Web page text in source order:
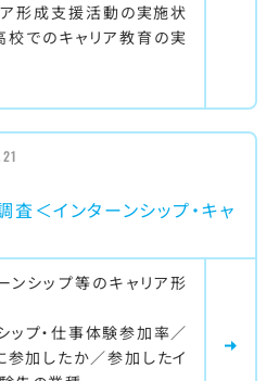
ア形成支援活動の実施状
校でのキャリア教育の実
＜インターンシップ・キャ
ンシップ等のキャリア形
ップ・仕事体験参加率／
参加したか／参加したイ